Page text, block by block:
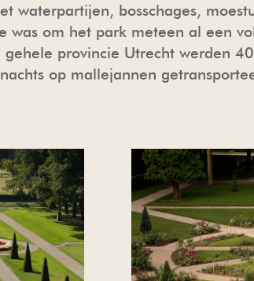
waterpartijen, bosschages,
was om het park meteen al een
provincie Utrecht werden
op mallejannen